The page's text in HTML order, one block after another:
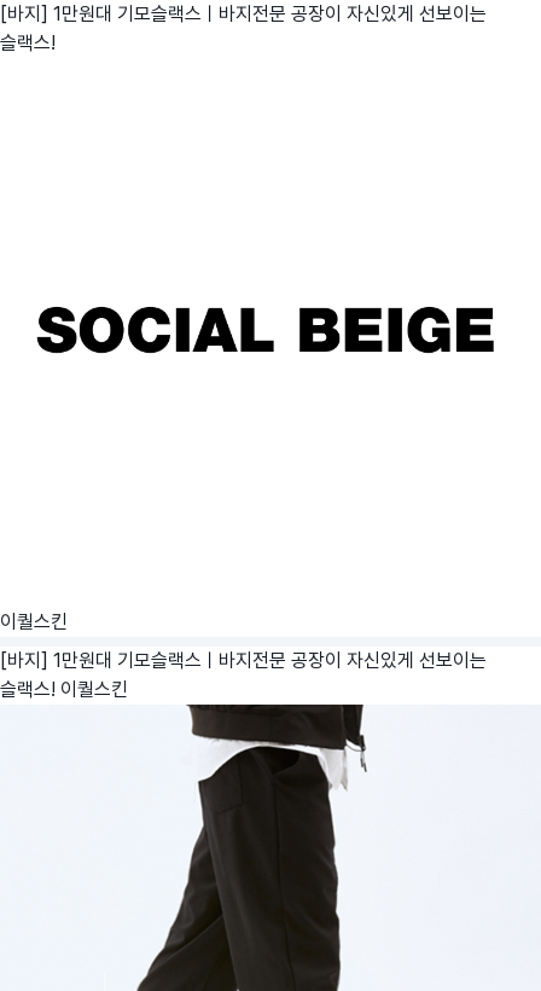
[바지] 1만원대 기모슬랙스ㅣ바지전문 공장이 자신있게 선보이는
슬랙스!
이퀄스킨
[바지] 1만원대 기모슬랙스ㅣ바지전문 공장이 자신있게 선보이는
슬랙스! 이퀄스킨